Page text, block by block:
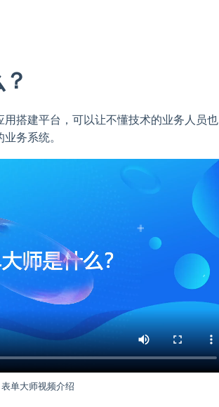
搭建平台，可以让不懂技术的业务人员也
务系统。
表单大师视频介绍